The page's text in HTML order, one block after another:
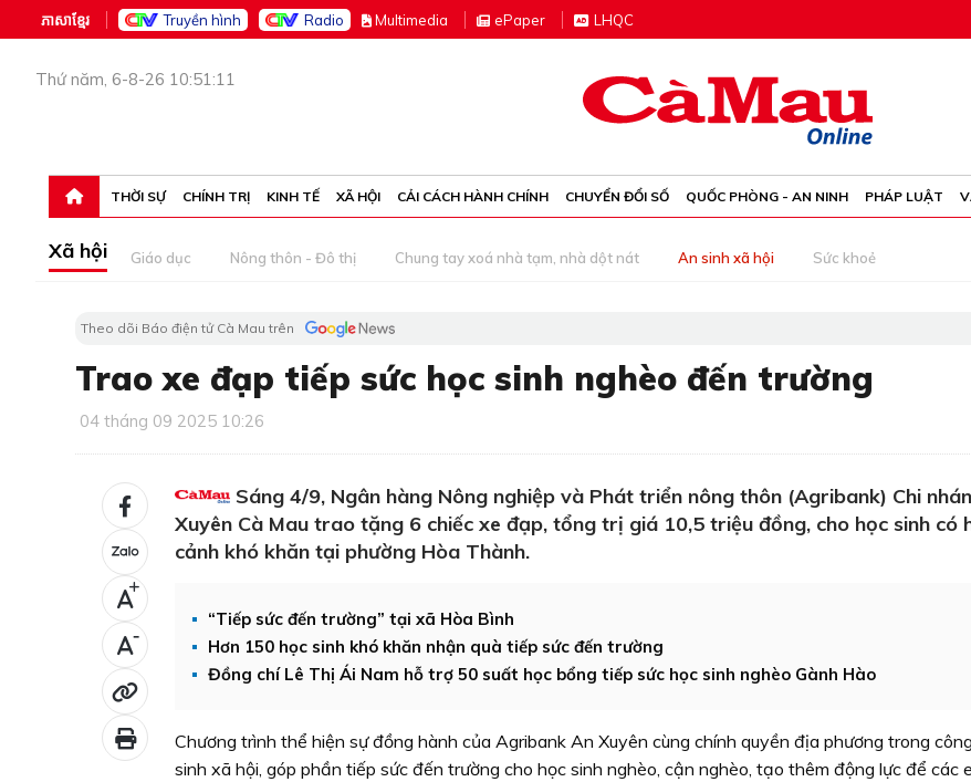
ភាសាខ្មែរ Truyền hình Radio Multimedia ePaper LHQC
Thứ năm, 6-8-26 10:51:11
THỜI SỰ CHÍNH TRỊ KINH TẾ XÃ HỘI CẢI CÁCH HÀNH CHÍNH CHUYỂN ĐỔI SỐ QUỐC PHÒNG - AN NINH PHÁP LUẬT
Xã hội Giáo dục Nông thôn - Đô thị Chung tay xoá nhà tạm, nhà dột nát An sinh xã hội Sức khoẻ
Theo dõi Báo điện tử Cà Mau trên
Trao xe đạp tiếp sức học sinh nghèo đến trường
04 tháng 09 2025 10:26
+
-
Sáng 4/9, Ngân hàng Nông nghiệp và Phát triển nông thôn (Agribank) Chi
Xuyên Cà Mau trao tặng 6 chiếc xe đạp, tổng trị giá 10,5 triệu đồng, cho học sinh có
cảnh khó khăn tại phường Hòa Thành.
“Tiếp sức đến trường” tại xã Hòa Bình
Hơn 150 học sinh khó khăn nhận quà tiếp sức đến trường
Đồng chí Lê Thị Ái Nam hỗ trợ 50 suất học bổng tiếp sức học sinh nghèo Gành Hào
Chương trình thể hiện sự đồng hành của Agribank An Xuyên cùng chính quyền địa phương trong
sinh xã hội, góp phần tiếp sức đến trường cho học sinh nghèo, cận nghèo, tạo thêm động lực để các